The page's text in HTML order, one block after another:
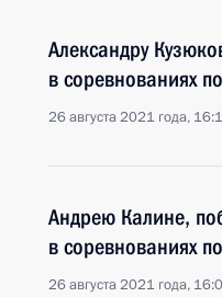
Александру
в соревнованиях
26 августа 2021 года,
Андрею Калине,
в соревнованиях
26 августа 2021 года,